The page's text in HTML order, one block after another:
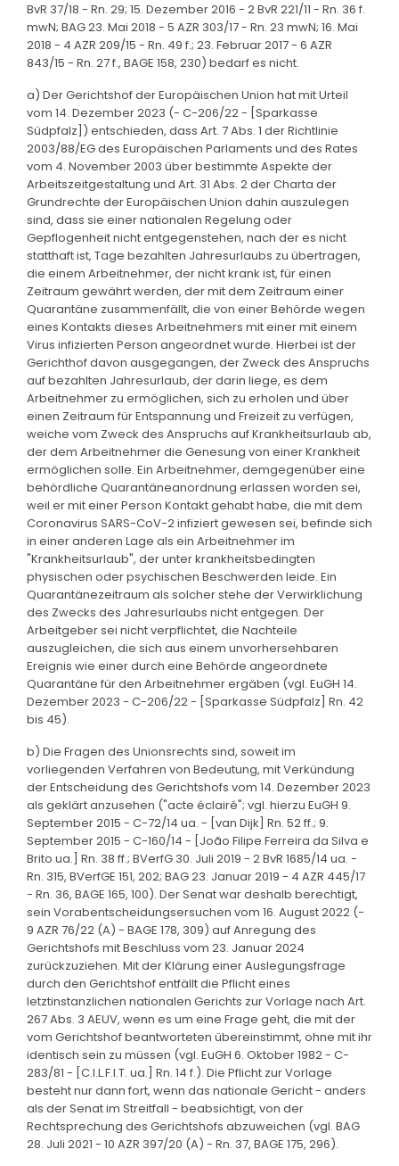
BvR 37/18 - Rn. 29; 15. Dezember 2016 - 2 BvR 221/11 - Rn. 36 f.
mwN; BAG 23. Mai 2018 - 5 AZR 303/17 - Rn. 23 mwN; 16. Mai
2018 - 4 AZR 209/15 - Rn. 49 f.; 23. Februar 2017 - 6 AZR
843/15 - Rn. 27 f., BAGE 158, 230) bedarf es nicht.
a) Der Gerichtshof der Europäischen Union hat mit Urteil
vom 14. Dezember 2023 (- C-206/22 - [Sparkasse
Südpfalz]) entschieden, dass Art. 7 Abs. 1 der Richtlinie
2003/88/EG des Europäischen Parlaments und des Rates
vom 4. November 2003 über bestimmte Aspekte der
Arbeitszeitgestaltung und Art. 31 Abs. 2 der Charta der
Grundrechte der Europäischen Union dahin auszulegen
sind, dass sie einer nationalen Regelung oder
Gepflogenheit nicht entgegenstehen, nach der es nicht
statthaft ist, Tage bezahlten Jahresurlaubs zu übertragen,
die einem Arbeitnehmer, der nicht krank ist, für einen
Zeitraum gewährt werden, der mit dem Zeitraum einer
Quarantäne zusammenfällt, die von einer Behörde wegen
eines Kontakts dieses Arbeitnehmers mit einer mit einem
Virus infizierten Person angeordnet wurde. Hierbei ist der
Gerichthof davon ausgegangen, der Zweck des Anspruchs
auf bezahlten Jahresurlaub, der darin liege, es dem
Arbeitnehmer zu ermöglichen, sich zu erholen und über
einen Zeitraum für Entspannung und Freizeit zu verfügen,
weiche vom Zweck des Anspruchs auf Krankheitsurlaub ab,
der dem Arbeitnehmer die Genesung von einer Krankheit
ermöglichen solle. Ein Arbeitnehmer, demgegenüber eine
behördliche Quarantäneanordnung erlassen worden sei,
weil er mit einer Person Kontakt gehabt habe, die mit dem
Coronavirus SARS-CoV-2 infiziert gewesen sei, befinde sich
in einer anderen Lage als ein Arbeitnehmer im
"Krankheitsurlaub", der unter krankheitsbedingten
physischen oder psychischen Beschwerden leide. Ein
Quarantänezeitraum als solcher stehe der Verwirklichung
des Zwecks des Jahresurlaubs nicht entgegen. Der
Arbeitgeber sei nicht verpflichtet, die Nachteile
auszugleichen, die sich aus einem unvorhersehbaren
Ereignis wie einer durch eine Behörde angeordnete
Quarantäne für den Arbeitnehmer ergäben (vgl. EuGH 14.
Dezember 2023 - C-206/22 - [Sparkasse Südpfalz] Rn. 42
bis 45).
b) Die Fragen des Unionsrechts sind, soweit im
vorliegenden Verfahren von Bedeutung, mit Verkündung
der Entscheidung des Gerichtshofs vom 14. Dezember 2023
als geklärt anzusehen ("acte éclairé"; vgl. hierzu EuGH 9.
September 2015 - C-72/14 ua. - [van Dijk] Rn. 52 ff.; 9.
September 2015 - C-160/14 - [João Filipe Ferreira da Silva e
Brito ua.] Rn. 38 ff.; BVerfG 30. Juli 2019 - 2 BvR 1685/14 ua. -
Rn. 315, BVerfGE 151, 202; BAG 23. Januar 2019 - 4 AZR 445/17
- Rn. 36, BAGE 165, 100). Der Senat war deshalb berechtigt,
sein Vorabentscheidungsersuchen vom 16. August 2022 (-
9 AZR 76/22 (A) - BAGE 178, 309) auf Anregung des
Gerichtshofs mit Beschluss vom 23. Januar 2024
zurückzuziehen. Mit der Klärung einer Auslegungsfrage
durch den Gerichtshof entfällt die Pflicht eines
letztinstanzlichen nationalen Gerichts zur Vorlage nach Art.
267 Abs. 3 AEUV, wenn es um eine Frage geht, die mit der
vom Gerichtshof beantworteten übereinstimmt, ohne mit ihr
identisch sein zu müssen (vgl. EuGH 6. Oktober 1982 - C-
283/81 - [C.I.L.F.I.T. ua.] Rn. 14 f.). Die Pflicht zur Vorlage
besteht nur dann fort, wenn das nationale Gericht - anders
als der Senat im Streitfall - beabsichtigt, von der
Rechtsprechung des Gerichtshofs abzuweichen (vgl. BAG
28. Juli 2021 - 10 AZR 397/20 (A) - Rn. 37, BAGE 175, 296).